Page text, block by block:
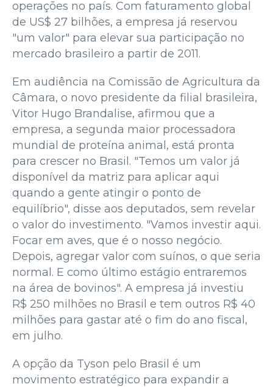
operações no país. Com faturamento global
de US$ 27 bilhões, a empresa já reservou
"um valor" para elevar sua participação no
mercado brasileiro a partir de 2011.
Em audiência na Comissão de Agricultura da
Câmara, o novo presidente da filial brasileira,
Vitor Hugo Brandalise, afirmou que a
empresa, a segunda maior processadora
mundial de proteína animal, está pronta
para crescer no Brasil. "Temos um valor já
disponível da matriz para aplicar aqui
quando a gente atingir o ponto de
equilíbrio", disse aos deputados, sem revelar
o valor do investimento. "Vamos investir aqui.
Focar em aves, que é o nosso negócio.
Depois, agregar valor com suínos, o que seria
normal. E como último estágio entraremos
na área de bovinos". A empresa já investiu
R$ 250 milhões no Brasil e tem outros R$ 40
milhões para gastar até o fim do ano fiscal,
em julho.
A opção da Tyson pelo Brasil é um
movimento estratégico para expandir a